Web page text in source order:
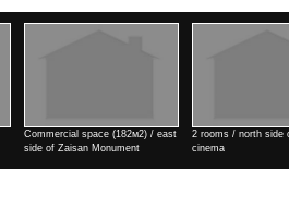
3 rooms / Park view town
Commercial space (182м2) / east
side of Zaisan Monument